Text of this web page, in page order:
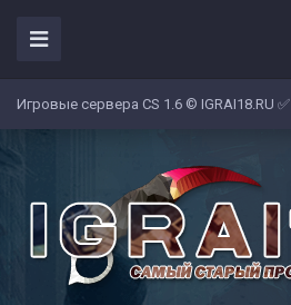
Игровые сервера CS 1.6 © IGRAI18.RU ✅